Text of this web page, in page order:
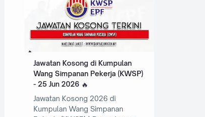
Jawatan Kosong di Kumpulan
Wang Simpanan Pekerja (KWSP)
- 25 Jun 2026
Jawatan Kosong 2026 di
Kumpulan Wang Simpanan